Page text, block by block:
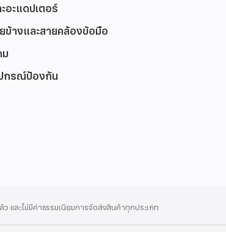
อะแดปเตอร์
ข้างและสายคล้องข้อมือ
ม
กรณ์ป้องกัน
และไม่มีค่าธรรมเนียมการจัดส่งสินค้าทุกประเภท